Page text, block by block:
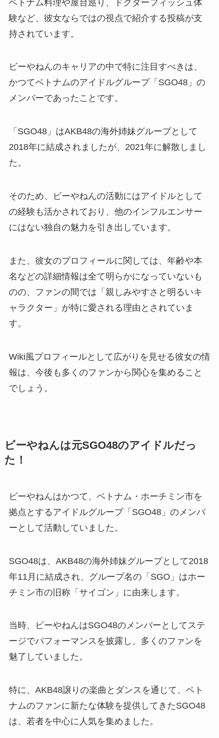
ベトナム料理や屋台巡り、ドクターフィッシュ体
験など、彼女ならではの視点で紹介する投稿が支
持されています。
ビーやねんのキャリアの中で特に注目すべきは、
かつてベトナムのアイドルグループ「SGO48」の
メンバーであったことです。
「SGO48」はAKB48の海外姉妹グループとして
2018年に結成されましたが、2021年に解散しまし
た。
そのため、ビーやねんの活動にはアイドルとして
の経験も活かされており、他のインフルエンサー
にはない独自の魅力を引き出しています。
また、彼女のプロフィールに関しては、年齢や本
名などの詳細情報は全て明らかになっていないも
のの、ファンの間では「親しみやすさと明るいキ
ャラクター」が特に愛される理由とされていま
す。
Wiki風プロフィールとして広がりを見せる彼女の情
報は、今後も多くのファンから関心を集めること
でしょう。
ビーやねんは元SGO48のアイドルだっ
た！
ビーやねんはかつて、ベトナム・ホーチミン市を
拠点とするアイドルグループ「SGO48」のメンバ
ーとして活動していました。
SGO48は、AKB48の海外姉妹グループとして2018
年11月に結成され、グループ名の「SGO」はホー
チミン市の旧称「サイゴン」に由来します。
当時、ビーやねんはSGO48のメンバーとしてステ
ージでパフォーマンスを披露し、多くのファンを
魅了していました。
特に、AKB48譲りの楽曲とダンスを通じて、ベト
ナムのファンに新たな体験を提供してきたSGO48
は、若者を中心に人気を集めました。